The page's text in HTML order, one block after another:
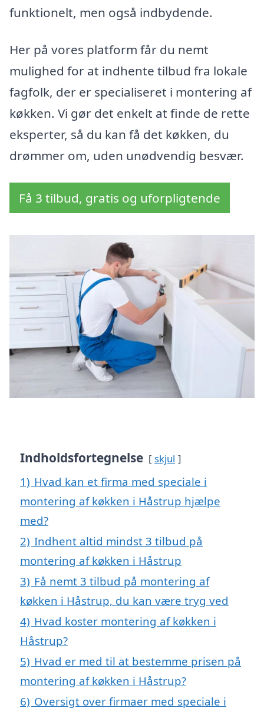
funktionelt, men også indbydende.
Her på vores platform får du nemt
mulighed for at indhente tilbud fra lokale
fagfolk, der er specialiseret i montering af
køkken. Vi gør det enkelt at finde de rette
eksperter, så du kan få det køkken, du
drømmer om, uden unødvendig besvær.
Få 3 tilbud, gratis og uforpligtende
Indholdsfortegnelse skjul
1) Hvad kan et firma med speciale i
montering af køkken i Håstrup hjælpe
med?
2) Indhent altid mindst 3 tilbud på
montering af køkken i Håstrup
3) Få nemt 3 tilbud på montering af
køkken i Håstrup, du kan være tryg ved
4) Hvad koster montering af køkken i
Håstrup?
5) Hvad er med til at bestemme prisen på
montering af køkken i Håstrup?
6) Oversigt over firmaer med speciale i